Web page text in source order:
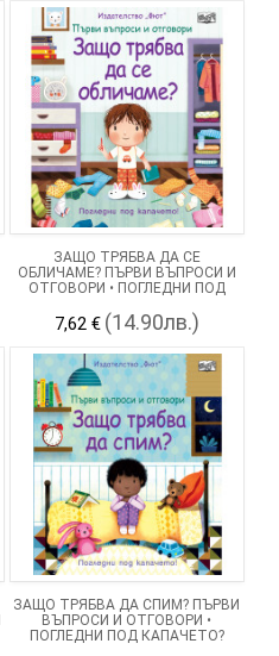
ЗАЩО ТРЯБВА ДА СЕ
ОБЛИЧАМЕ? ПЪРВИ ВЪПРОСИ И
ОТГОВОРИ • ПОГЛЕДНИ ПОД
7,62 € (14.90лв.)
ЗАЩО ТРЯБВА ДА СПИМ? ПЪРВИ
ВЪПРОСИ И ОТГОВОРИ •
ПОГЛЕДНИ ПОД КАПАЧЕТО?